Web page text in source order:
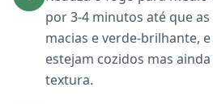
por 3-4 minutos até que
macias e verde-brilhante,
estejam cozidos mas
textura.